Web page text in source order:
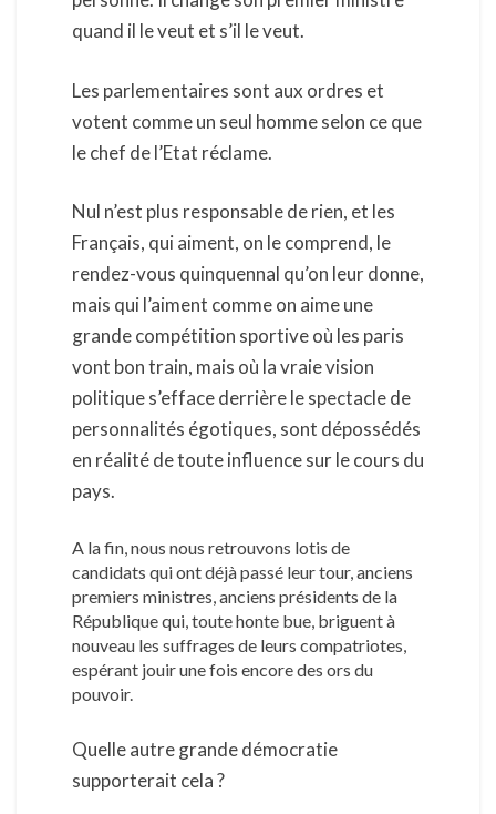
quand il le veut et s’il le veut.
Les parlementaires sont aux ordres et
votent comme un seul homme selon ce que
le chef de l’Etat réclame.
Nul n’est plus responsable de rien, et les
Français, qui aiment, on le comprend, le
rendez-vous quinquennal qu’on leur donne,
mais qui l’aiment comme on aime une
grande compétition sportive où les paris
vont bon train, mais où la vraie vision
politique s’efface derrière le spectacle de
personnalités égotiques, sont dépossédés
en réalité de toute influence sur le cours du
pays.
A la fin, nous nous retrouvons lotis de
candidats qui ont déjà passé leur tour, anciens
premiers ministres, anciens présidents de la
République qui, toute honte bue, briguent à
nouveau les suffrages de leurs compatriotes,
espérant jouir une fois encore des ors du
pouvoir.
Quelle autre grande démocratie
supporterait cela ?